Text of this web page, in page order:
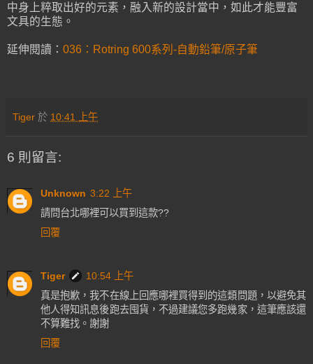
中身上粹取出好的元素，融入新的設計當中，如此才能豐富
文具的生態。
延伸閱讀： 036：Rotring 600系列-自動鉛筆/原子筆
Tiger 於 10:41 上午
6 則留言:
Unknown 3:22 上午
請問台北哪裡可以買到這款??
回覆
Tiger
10:54 上午
真是抱歉，我不在線上回應哪裡買得到的這類問題，以避免其
他人得知訊息後跑去囤貨，不過建議您多跑幾家，這筆應該還
不算難找。謝謝
回覆